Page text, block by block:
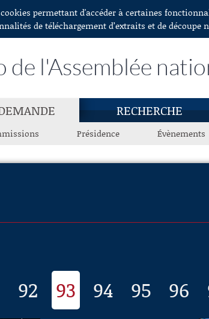
permettant d'accéder à certaines
de téléchargement d’extraits et de découpe
de l'Assemblée
RECHERCHE
Présidence Évènements
92 93 94 95 96